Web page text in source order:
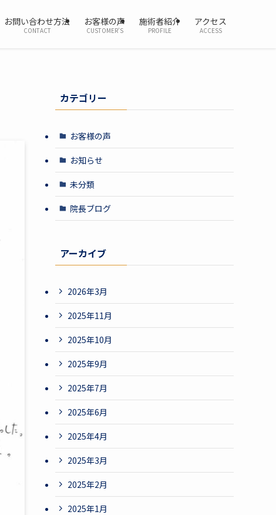
お問い合わせ方法
CONTACT
お客様の声
CUSTOMER’S
施術者紹介
PROFILE
アクセス
ACCESS
カテゴリー
お客様の声
お知らせ
未分類
院長ブログ
アーカイブ
2026年3月
2025年11月
2025年10月
2025年9月
2025年7月
2025年6月
2025年4月
2025年3月
2025年2月
2025年1月